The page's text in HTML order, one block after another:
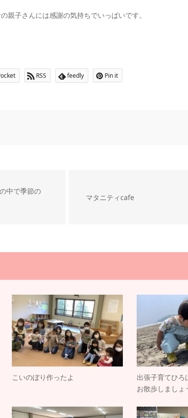
親子さんには感謝の気持ちでいっぱいです。
RSS feedly Pin it
中で季節の
マタニティcafe
こいのぼり作ったよ
出張子育てひろ
お散歩しましょ